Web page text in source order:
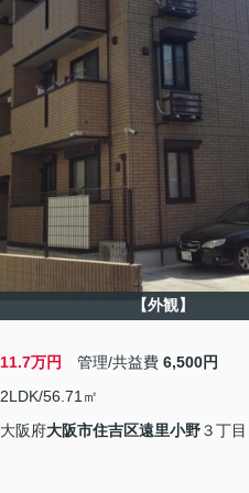
【外観】
11.7万円 管理/共益費 6,500円
2LDK/56.71㎡
大阪府大阪市住吉区遠里小野３丁目